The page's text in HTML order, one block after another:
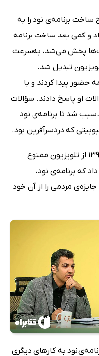
پور در سال 1378 طرح ساخت برنامه‌ی نود را به
و کمی بعد ساخت برنامه
پخش می‌شد، به‌سرعت
تبدیل شد.
حضور پیدا کردند و با
او پاسخ دادند. سؤالات
سبب شد تا برنامه‌ی نود
که دردسرآفرین بود.
پخش برنامه‌ی نود در اسفند سال 1397 از تلویزیون ممنوع
که برنامه‌ی نود،
مردمی را از آن خود
نود به کارهای دیگری